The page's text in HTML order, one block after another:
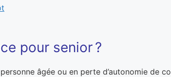
pour senior ?
âgée ou en perte d’autonomie de